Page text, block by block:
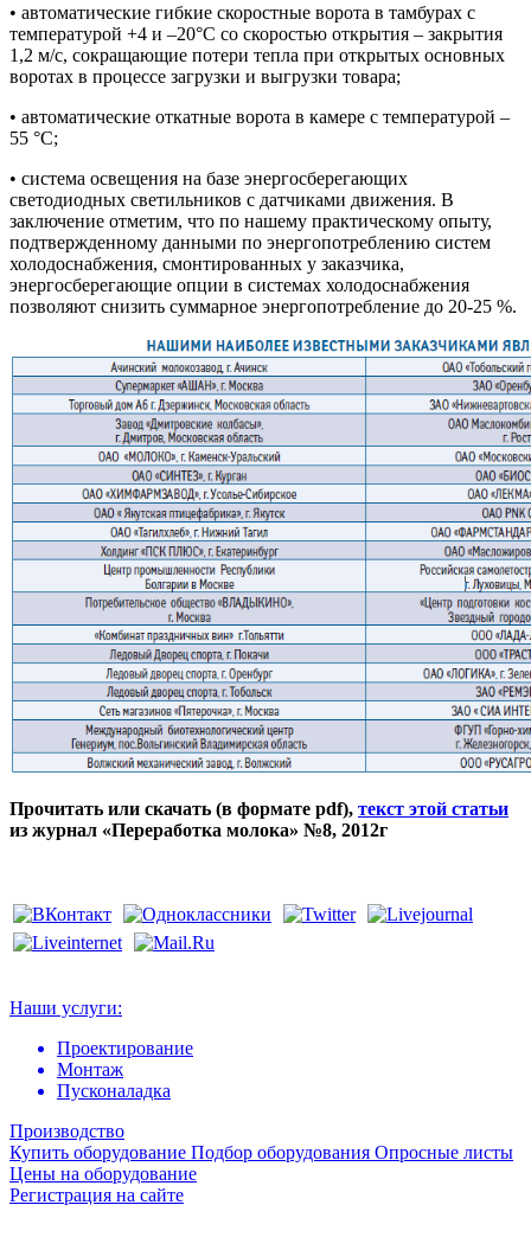
• автоматические гибкие скоростные ворота в тамбурах с
температурой +4 и –20°С со скоростью открытия – закрытия
1,2 м/с, сокращающие потери тепла при открытых основных
воротах в процессе загрузки и выгрузки товара;
• автоматические откатные ворота в камере с температурой –
55 °С;
• система освещения на базе энергосберегающих
светодиодных светильников с датчиками движения. В
заключение отметим, что по нашему практическому опыту,
подтвержденному данными по энергопотреблению систем
холодоснабжения, смонтированных у заказчика,
энергосберегающие опции в системах холодоснабжения
позволяют снизить суммарное энергопотребление до 20-25 %.
Прочитать или скачать (в формате pdf), текст этой статьи
из журнал «Переработка молока» №8, 2012г
Наши услуги:
Проектирование
Монтаж
Пусконаладка
Производство
Купить оборудование Подбор оборудования Опросные листы
Цены на оборудование
Регистрация на сайте